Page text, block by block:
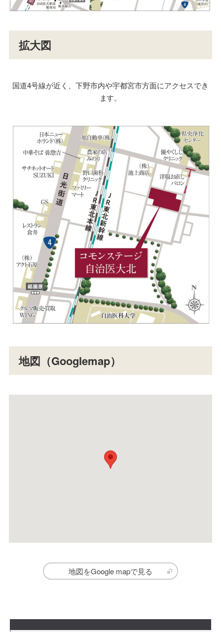
拡大図
国道4号線が近く、下野市内や宇都宮市方面にアクセスでき
ます。
地図（Googlemap）
地図をGoogle mapで見る